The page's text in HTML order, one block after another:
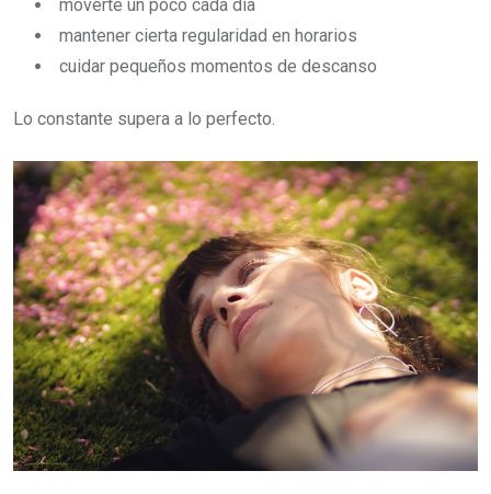
moverte un poco cada día
mantener cierta regularidad en horarios
cuidar pequeños momentos de descanso
Lo constante supera a lo perfecto.